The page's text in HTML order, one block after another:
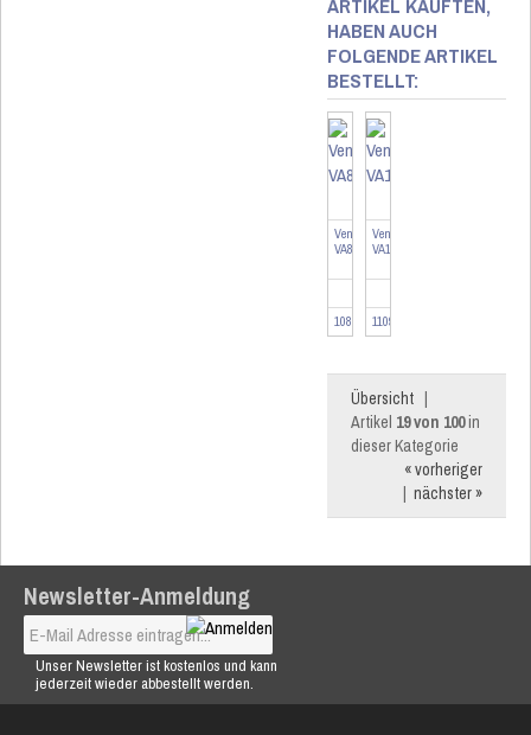
HABEN AUCH
FOLGENDE ARTIKEL
BESTELLT:
Ventiladapter
VA80H
108640
Ventiladapter
VA10HK
110937
Übersicht |
Artikel 19 von 100in
dieser Kategorie
« vorheriger
| nächster »
Newsletter-Anmeldung
Unser Newsletter ist kostenlos und kann
jederzeit wieder abbestellt werden.